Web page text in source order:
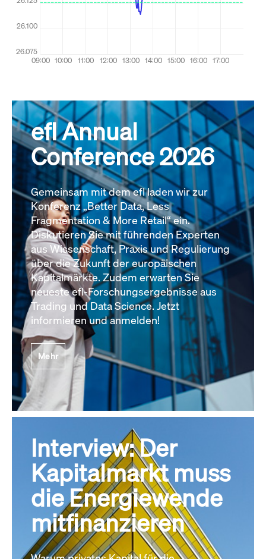
efl Annual
Conference 2026
Gemeinsam mit dem efl laden wir zur
Konferenz „Better Data, Less
Fragmentation & More Retail“ ein.
Diskutieren Sie mit führenden Experten
aus Wissenschaft, Praxis und Regulierung
über die Zukunft der europäischen
Kapitalmärkte. Zudem erwarten Sie
neueste efl-Forschungsergebnisse aus
Trading und Data Science. Jetzt
informieren und anmelden!
Mehr
Interview: Der
Kapitalmarkt muss
die Energiewende
mitfinanzieren